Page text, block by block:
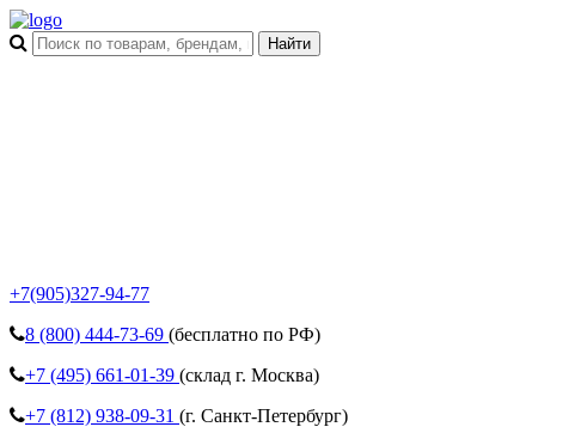
+7(905)327-94-77
8 (800) 444-73-69 (бесплатно по РФ)
+7 (495) 661-01-39 (склад г. Москва)
+7 (812) 938-09-31 (г. Санкт-Петербург)